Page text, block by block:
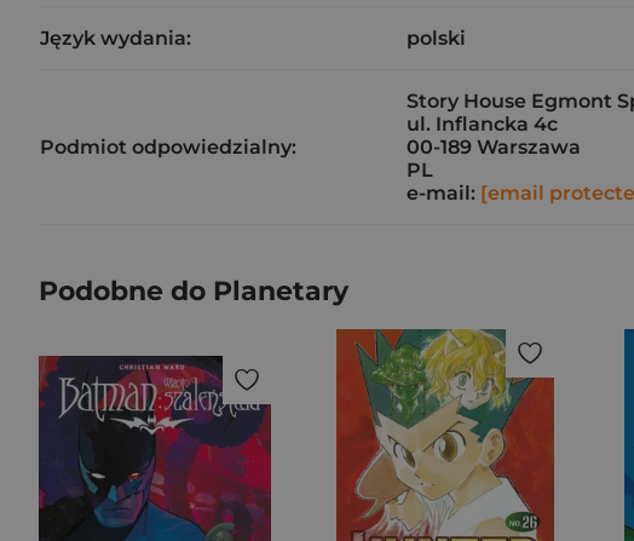
Język wydania: polski
Podmiot odpowiedzialny:
Story House Egmont
ul. Inflancka 4c
00-189 Warszawa
PL
e-mail: [email
Podobne do Planetary